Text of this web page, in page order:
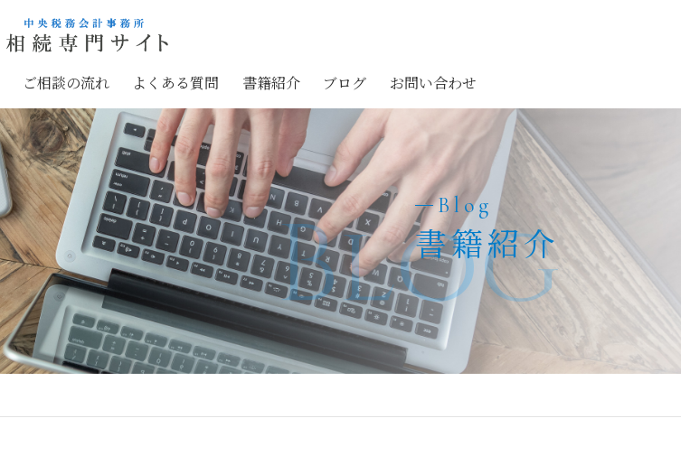
ご相談の流れ よくある質問 書籍紹介 ブログ お問い合わせ
Blog
書籍紹介
Blog